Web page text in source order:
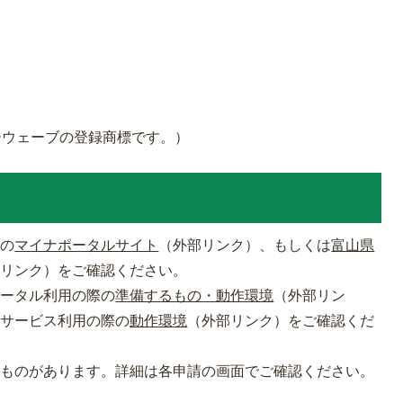
ェーブの登録商標です。）
マイナポータルサイト （外部リンク） 、もしくは富山県
ンク） をご確認ください。
タル利用の際の準備するもの・動作環境 （外部リン
ービス利用の際の動作環境 （外部リンク） をご確認くだ
のがあります。詳細は各申請の画面でご確認ください。